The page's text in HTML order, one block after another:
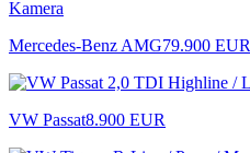
Mercedes-Benz AMG79.900 EUR
VW Passat8.900 EUR